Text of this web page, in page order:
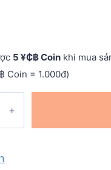
5 ¥₵฿ Coinkhi mua
Coin = 1.000đ)